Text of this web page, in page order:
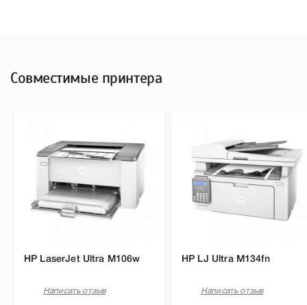
Совместимые принтера
HP LaserJet Ultra M106w
Написать отзыв
HP LJ Ultra M134fn
Написать отзыв